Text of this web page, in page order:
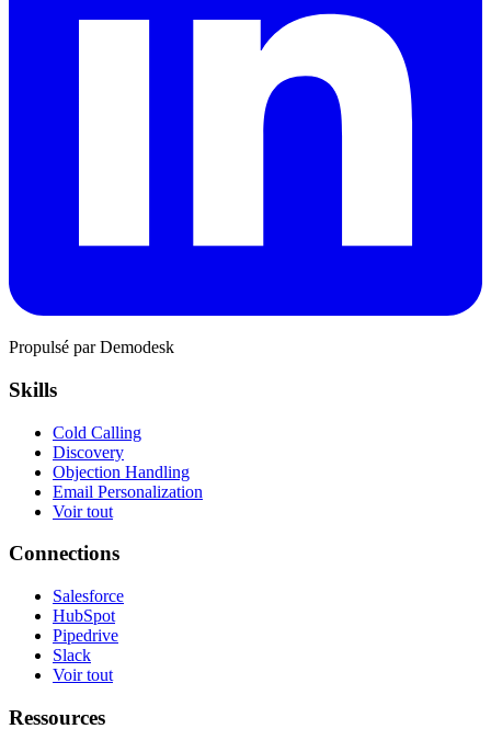
Propulsé par Demodesk
Skills
Cold Calling
Discovery
Objection Handling
Email Personalization
Voir tout
Connections
Salesforce
HubSpot
Pipedrive
Slack
Voir tout
Ressources